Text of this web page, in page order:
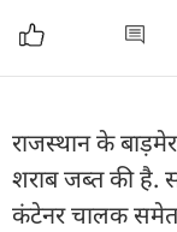
राजस्थान के
शराब जब्त की है.
कंटेनर चालक समेत